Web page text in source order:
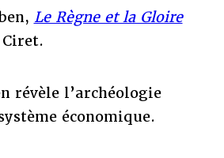
Le Règne et la Gloire
révèle l’archéologie
économique.